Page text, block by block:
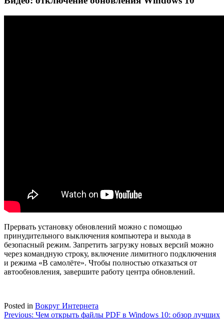
Прервать установку обновлений можно с помощью
принудительного выключения компьютера и выхода в
безопасный режим. Запретить загрузку новых версий можно
через командную строку, включение лимитного подключения
и режима «В самолёте». Чтобы полностью отказаться от
автообновления, завершите работу центра обновлений.
Posted in Вокруг Интернета
Навигация
Previous: Чем открыть файлы PDF в Windows 10: обзор лучших